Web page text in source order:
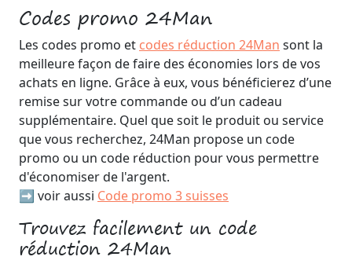
Codes promo 24Man
Les codes promo et codes réduction 24Man sont la
meilleure façon de faire des économies lors de vos
achats en ligne. Grâce à eux, vous bénéficierez d’une
remise sur votre commande ou d’un cadeau
supplémentaire. Quel que soit le produit ou service
que vous recherchez, 24Man propose un code
promo ou un code réduction pour vous permettre
d'économiser de l'argent.
➡️ voir aussi Code promo 3 suisses
Trouvez facilement un code
réduction 24Man